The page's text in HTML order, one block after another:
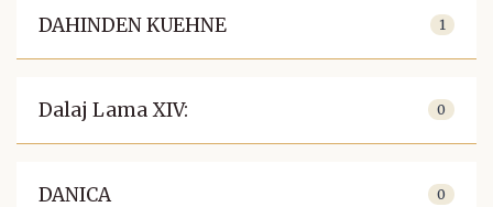
DAHINDEN KUEHNE 1
Dalaj Lama XIV: 0
DANICA 0